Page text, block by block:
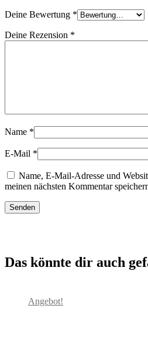
Deine Bewertung *
Deine Rezension *
Name *
E-Mail *
Name, E-Mail-Adresse und
meinen nächsten Kommentar
Das könnte dir auch
Angebot!